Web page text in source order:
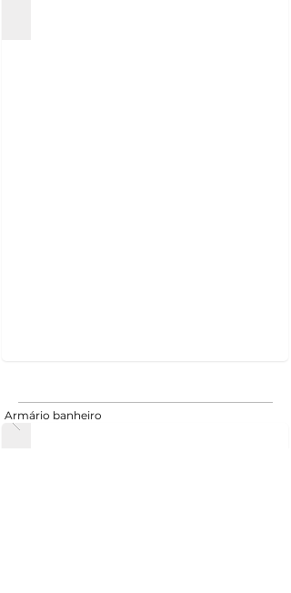
Armário banheiro